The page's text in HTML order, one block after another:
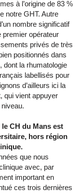
à l’origine de 83 %
notre GHT. Autre
nombre significatif
opérateur
privés de très
positionnés dans
dont la rhumatologie
labellisés pour
d’ailleurs ici la
qui vient appuyer
CH du Mans est
hors région
que nous
avec, par
important en
ces trois dernières